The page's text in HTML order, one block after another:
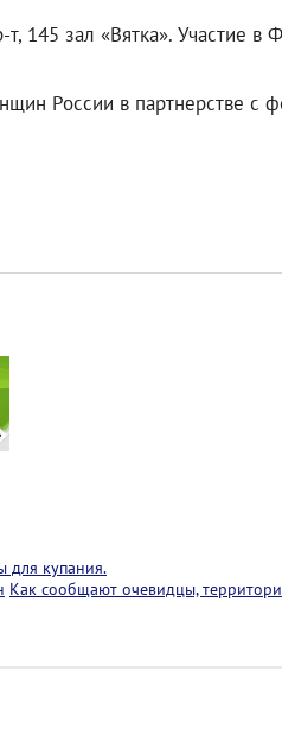
145 зал «Вятка». Участие
России в партнерстве
для купания.
Как сообщают очевидцы,